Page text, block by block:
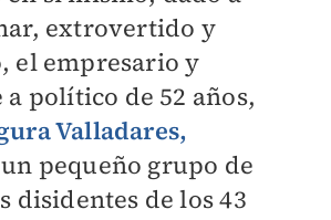
extrovertido y
el empresario y
político de 52 años,
Valladares,
pequeño grupo de
disidentes de los 43